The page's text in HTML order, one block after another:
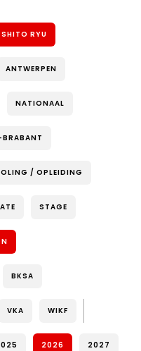
SHITO RYU
ANTWERPEN
NATIONAAL
/ OPLEIDING
STAGE
BKSA
VKA WIKF
2026 2027